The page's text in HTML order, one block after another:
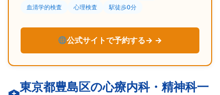
血清学的検査
心理検査 駅徒歩0分
公式サイトで予約する→
東京都豊島区の心療内科・精神科一